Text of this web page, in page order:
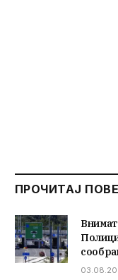
ПРОЧИТАЈ